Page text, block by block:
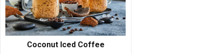
Coconut Iced Coffee